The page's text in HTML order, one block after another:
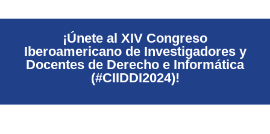
¡Únete al XIV Congreso
Iberoamericano de Investigadores y
Docentes de Derecho e Informática
(#CIIDDI2024)!